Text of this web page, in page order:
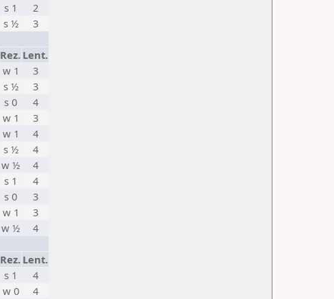
s 1
2
s ½
3
Rez. Lent.
w 1
3
s ½
3
s 0
4
w 1
3
w 1
4
s ½
4
w ½
4
s 1
4
s 0
3
w 1
3
w ½
4
Rez. Lent.
s 1
4
w 0
4